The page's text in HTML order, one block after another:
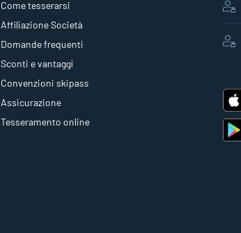
Come tesserarsi
Affiliazione Società
Domande frequenti
Sconti e vantaggi
Convenzioni skipass
Assicurazione
Tesseramento online